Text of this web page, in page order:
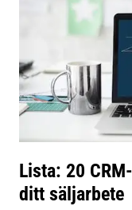
Lista: 20
ditt säljarbete